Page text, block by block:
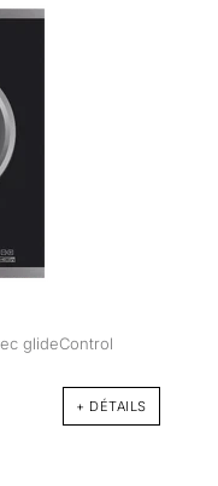
glideControl
+ DÉTAILS